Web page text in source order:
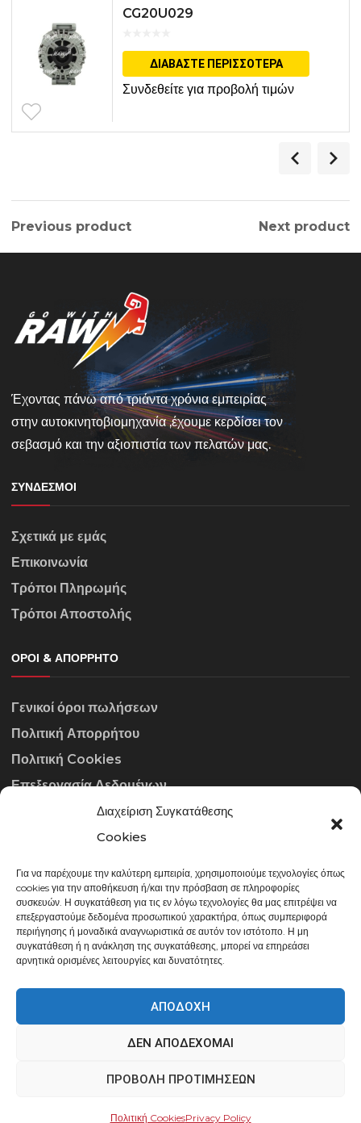
Διαχείριση Συγκατάθεσης
Cookies
Για να παρέχουμε την καλύτερη εμπειρία, χρησιμοποιούμε τεχνολογίες όπως
cookies για την αποθήκευση ή/και την πρόσβαση σε πληροφορίες
συσκευών. Η συγκατάθεση για τις εν λόγω τεχνολογίες θα μας επιτρέψει να
επεξεργαστούμε δεδομένα προσωπικού χαρακτήρα, όπως συμπεριφορά
περιήγησης ή μοναδικά αναγνωριστικά σε αυτόν τον ιστότοπο. Η μη
συγκατάθεση ή η ανάκληση της συγκατάθεσης, μπορεί να επηρεάσει
αρνητικά ορισμένες λειτουργίες και δυνατότητες.
ΑΠΟΔΟΧΉ
ΔΕΝ ΑΠΟΔΈΧΟΜΑΙ
ΠΡΟΒΟΛΉ ΠΡΟΤΙΜΉΣΕΩΝ
Πολιτική CookiesPrivacy Policy
CG20U029
ΔΙΑΒΆΣΤΕ ΠΕΡΙΣΣΌΤΕΡΑ
Συνδεθείτε για προβολή τιμών
Previous product Next product
Έχοντας πάνω από τριάντα χρόνια εμπειρίας
στην αυτοκινητοβιομηχανία ,έχουμε κερδίσει τον
σεβασμό και την αξιοπιστία των πελατών μας.
ΣΎΝΔΕΣΜΟΙ
Σχετικά με εμάς
Επικοινωνία
Τρόποι Πληρωμής
Τρόποι Αποστολής
ΌΡΟΙ & ΑΠΌΡΡΗΤΟ
Γενικοί όροι πωλήσεων
Πολιτική Απορρήτου
Πολιτική Cookies
Επεξεργασία Δεδομένων
ΣΤΟΙΧΕΊΑ ΕΠΙΚΟΙΝΩΝΊΑΣ
info@gowithraw.gr
24310 35062
Δευ. - Παρ. 08:00 - 20:00
gowithraw.gr © 2020 | Powered by